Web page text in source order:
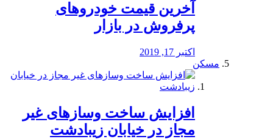
آخرین قیمت خودرو‌های
پرفروش در بازار
اکتبر 17, 2019
مسکن
افزایش ساخت وسازهای غیر
مجاز در خیابان زیبادشت